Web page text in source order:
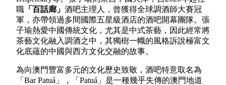
職 「百話廊」 酒吧主理人，曾獲得全球調酒師大賽冠
軍，亦帶領過多間國際五星級酒店的酒吧開幕團隊。張
子瑜熱愛中國傳統文化，尤其是中式茶藝，因此經常將
茶藝文化融入調酒之中，其獨樹一幟的風格訴說極富文
化底蘊的中國與西方文化交融的故事。
為向澳門豐富多元的文化歷史致敬，酒吧特意取名為
「Bar Patuá」，「Patuá」是一種幾乎失傳的澳門地道